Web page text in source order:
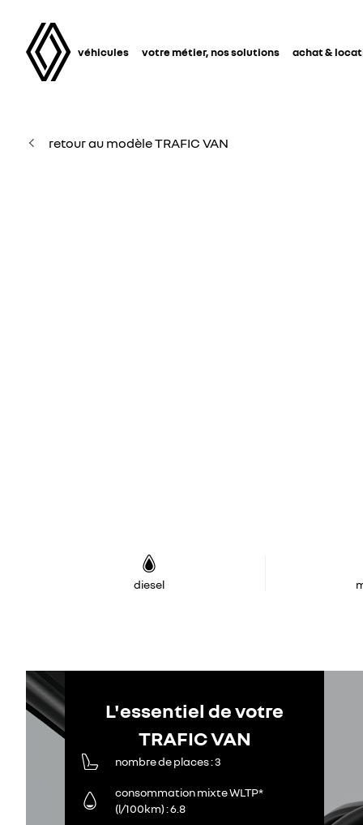
véhicules votre métier, nos solutions achat &
retour au modèle TRAFIC VAN
diesel
L'essentiel de votre
TRAFIC VAN
nombre de places 3
consommation mixte WLTP*
(l/100km) 6.8